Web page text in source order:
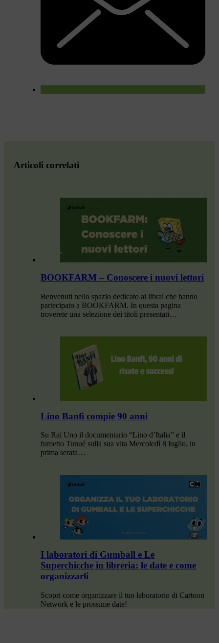
Articoli correlati
BOOKFARM – Conoscere i nuovi lettori
Benvenuti nello spazio dedicato ai librai che hanno
partecipato a BOOKFARM. In questa pagina
troverete una selezione dei titoli presentati…
Lino Banfi compie 90 anni
Su Rai Uno il documentario “Lino d’Italia” e il
fumetto Tunué sulla sua vita Mercoledì 8 luglio, in
prima serata…
I laboratori di Gumball e Le
Superchicche in libreria: le date e come
organizzarli
Scopri come organizzare il tuo laboratorio di Cartoon
Network e le prossime date!